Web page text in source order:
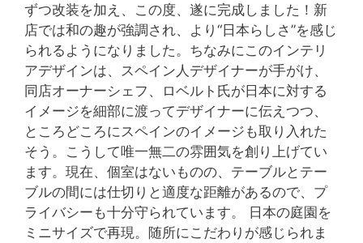
ずつ改装を加え、この度、遂に完成しました！新
店では和の趣が強調され、より“日本らしさ”を感じ
られるようになりました。ちなみにこのインテリ
アデザインは、スペイン人デザイナーが手がけ、
同店オーナーシェフ、ロベルト氏が日本に対する
イメージを細部に渡ってデザイナーに伝えつつ、
ところどころにスペインのイメージも取り入れた
そう。こうして唯一無二の雰囲気を創り上げてい
ます。現在、個室はないものの、テーブルとテー
ブルの間には仕切りと適度な距離があるので、プ
ライバシーも十分守られています。 日本の庭園を
ミニサイズで再現。随所にこだわりが感じられま